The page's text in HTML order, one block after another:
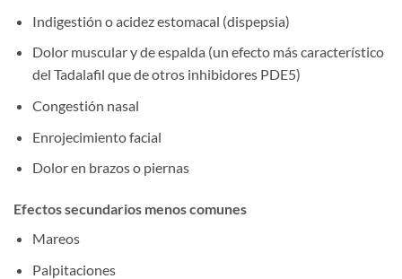
Indigestión o acidez estomacal (dispepsia)
Dolor muscular y de espalda (un efecto más característico
del Tadalafil que de otros inhibidores PDE5)
Congestión nasal
Enrojecimiento facial
Dolor en brazos o piernas
Efectos secundarios menos comunes
Mareos
Palpitaciones